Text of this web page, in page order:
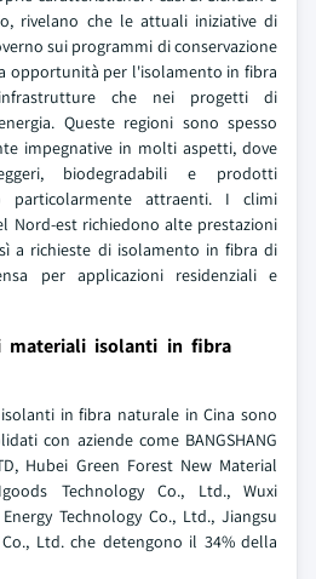
rivelano che le attuali iniziative di
sui programmi di conservazione
opportunità per l'isolamento in fibra
che nei progetti di
Queste regioni sono spesso
impegnative in molti aspetti, dove
biodegradabili e prodotti
particolarmente attraenti. I climi
Nord-est richiedono alte prestazioni
a richieste di isolamento in fibra di
per applicazioni residenziali e
materiali isolanti in fibra
in fibra naturale in Cina sono
con aziende come BANGSHANG
Hubei Green Forest New Material
Technology Co., Ltd., Wuxi
Technology Co., Ltd., Jiangsu
Ltd. che detengono il 34% della